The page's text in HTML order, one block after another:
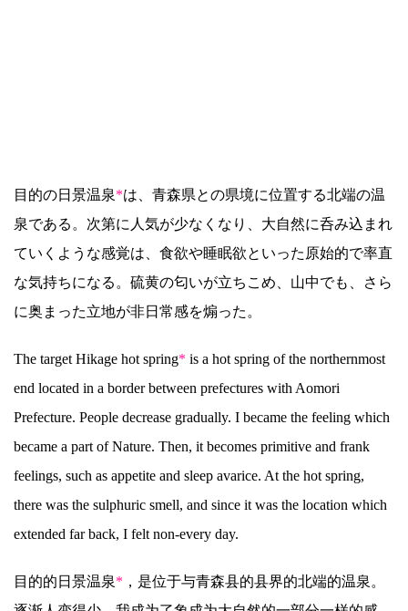
目的の日景温泉*は、青森県との県境に位置する北端の温
泉である。次第に人気が少なくなり、大自然に呑み込まれ
ていくような感覚は、食欲や睡眠欲といった原始的で率直
な気持ちになる。硫黄の匂いが立ちこめ、山中でも、さら
に奥まった立地が非日常感を煽った。
The target Hikage hot spring* is a hot spring of the northernmost
end located in a border between prefectures with Aomori
Prefecture. People decrease gradually. I became the feeling which
became a part of Nature. Then, it becomes primitive and frank
feelings, such as appetite and sleep avarice. At the hot spring,
there was the sulphuric smell, and since it was the location which
extended far back, I felt non-every day.
目的的日景温泉* ，是位于与青森县的县界的北端的温泉。